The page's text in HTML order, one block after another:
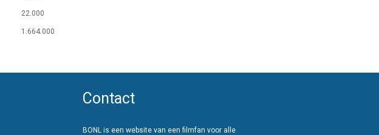
22.000
1.664.000
Contact
BONL is een website van een filmfan voor alle